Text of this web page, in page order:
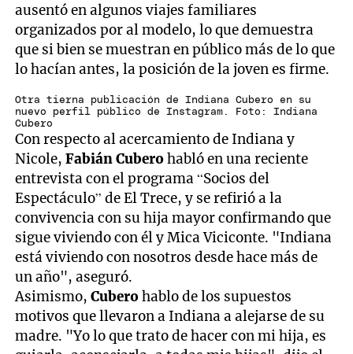
ausentó en algunos viajes familiares
organizados por al modelo, lo que demuestra
que si bien se muestran en público más de lo que
lo hacían antes, la posición de la joven es firme.
Otra tierna publicación de Indiana Cubero en su
nuevo perfil público de Instagram. Foto: Indiana
Cubero
Con respecto al acercamiento de Indiana y
Nicole,Fabián Cuberohabló en una reciente
entrevista con el programa “Socios del
Espectáculo” de El Trece, y se refirió a la
convivencia con su hija mayor confirmando que
sigue viviendo con él y Mica Viciconte. "Indiana
está viviendo con nosotros desde hace más de
un año", aseguró.
Asimismo,Cuberohablo de los supuestos
motivos que llevaron a Indiana a alejarse de su
madre. "Yo lo que trato de hacer con mi hija, es